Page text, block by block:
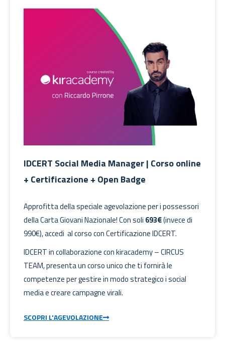
IDCERT Social Media Manager | Corso online
+ Certificazione + Open Badge
Approfitta della speciale agevolazione per i possessori
della Carta Giovani Nazionale! Con soli 693€(invece di
990€), accedi al corso con Certificazione IDCERT.
IDCERT in collaborazione con kiracademy – CIRCUS
TEAM, presenta un corso unico che ti fornirà le
competenze per gestire in modo strategico i social
media e creare campagne virali.
SCOPRI L'AGEVOLAZIONE